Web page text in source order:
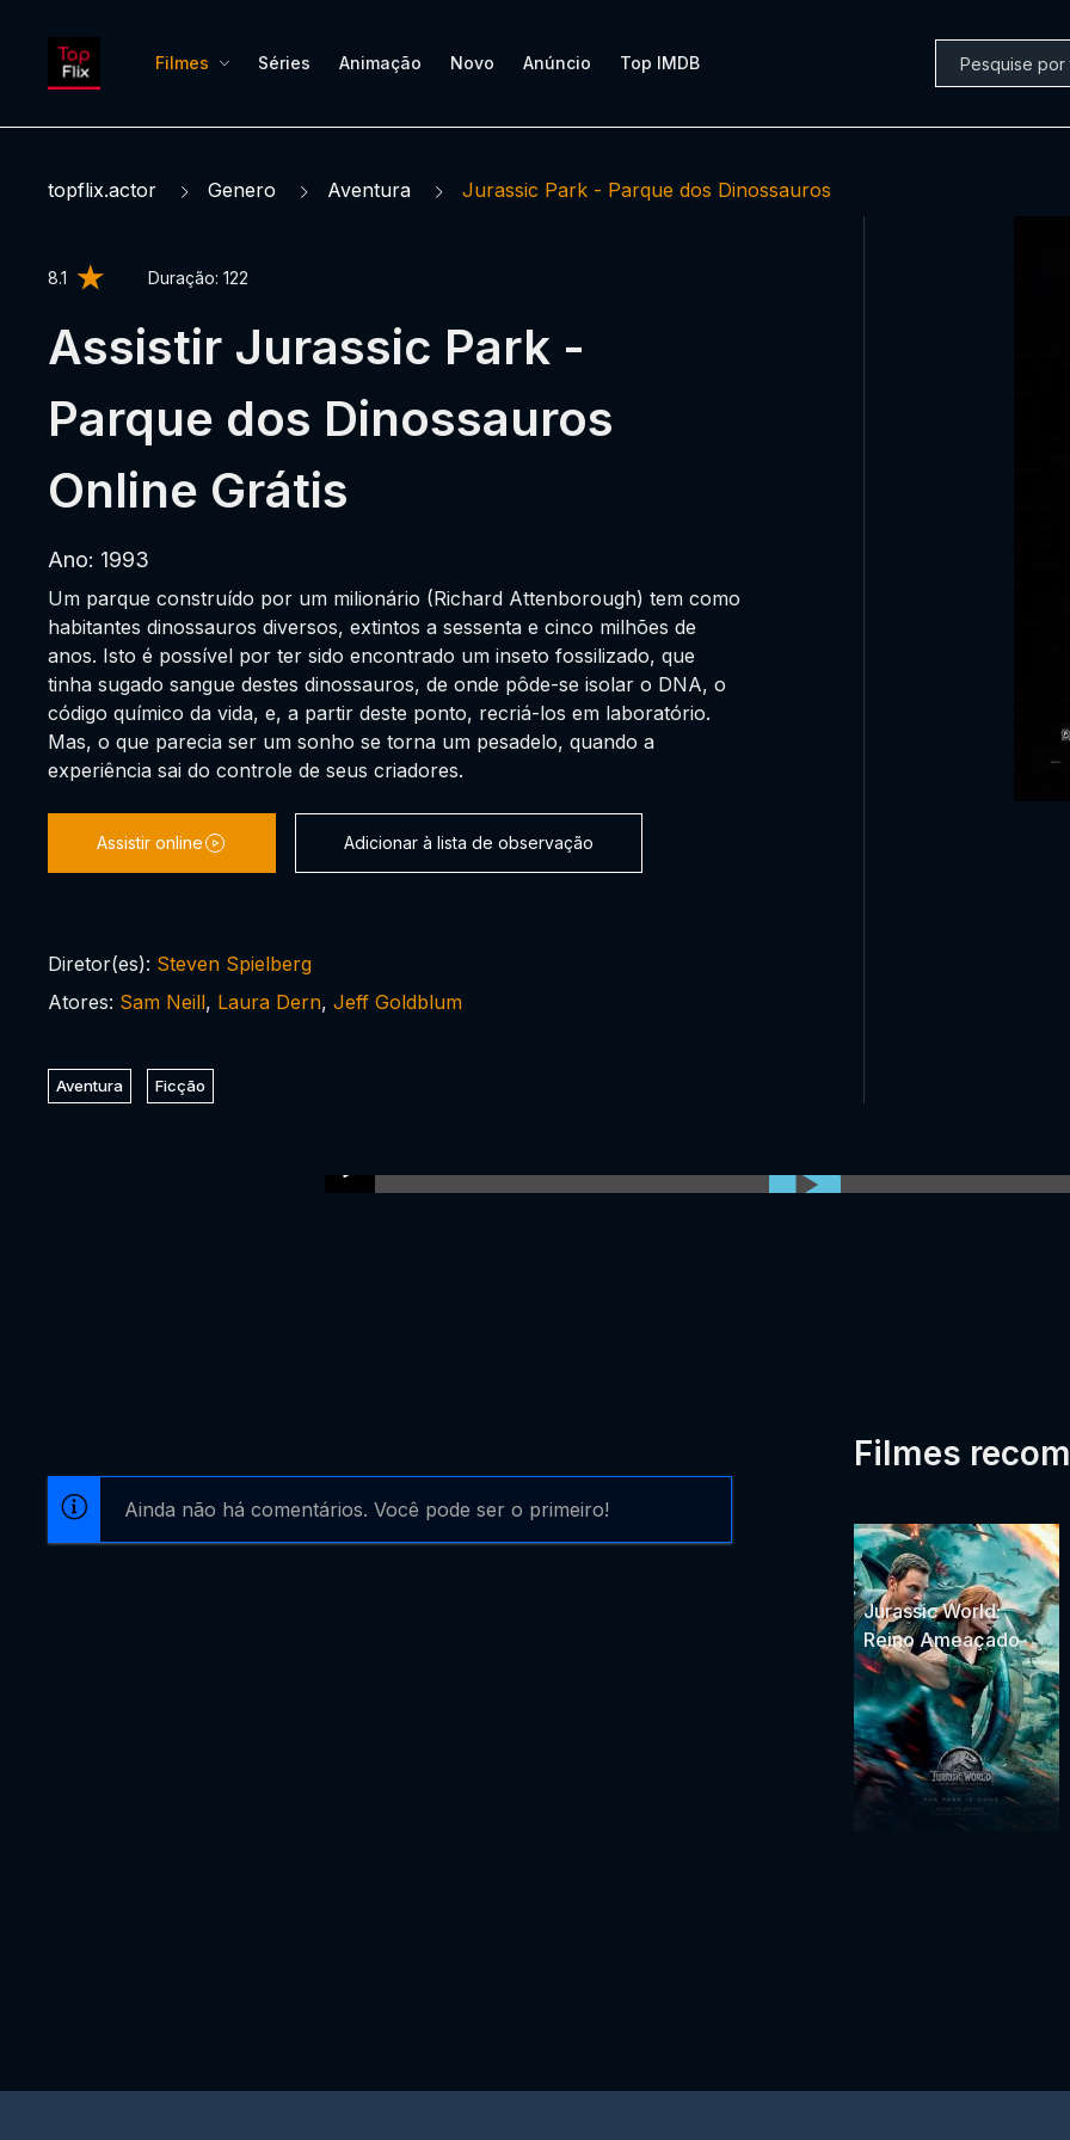
Filmes Séries Animação Novo Anúncio Top IMDB
topflix.actor Genero Aventura Jurassic Park - Parque dos Dinossauros
8.1 Duração: 122
Assistir Jurassic Park -
Parque dos Dinossauros
Online Grátis
Ano: 1993
Um parque construído por um milionário (Richard Attenborough) tem como
habitantes dinossauros diversos, extintos a sessenta e cinco milhões de
anos. Isto é possível por ter sido encontrado um inseto fossilizado, que
tinha sugado sangue destes dinossauros, de onde pôde-se isolar o DNA, o
código químico da vida, e, a partir deste ponto, recriá-los em laboratório.
Mas, o que parecia ser um sonho se torna um pesadelo, quando a
experiência sai do controle de seus criadores.
Assistir online Adicionar à lista de observação
Diretor(es): Steven Spielberg
Atores: Sam Neill, Laura Dern, Jeff Goldblum
Aventura Ficção
Ainda não há comentários. Você pode ser o primeiro!
Filmes
Jurassic World:
Reino Ameaçado